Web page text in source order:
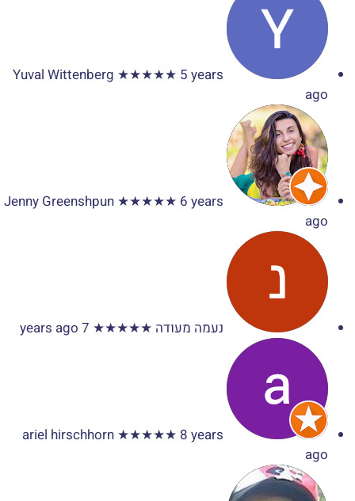
Yuval Wittenberg ★★★★★ 5 years
ago
Jenny Greenshpun ★★★★★ 6 years
ago
נעמה מעודה ★★★★★
7 years ago
ariel hirschhorn ★★★★★ 8 years
ago